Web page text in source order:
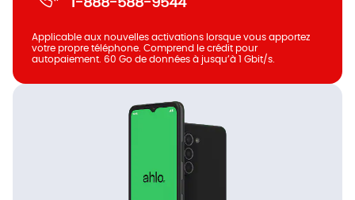
1-888-588-9544
Applicable aux nouvelles activations lorsque vous apportez
votre propre téléphone. Comprend le crédit pour
autopaiement. 60 Go de données à jusqu’à 1 Gbit/s.